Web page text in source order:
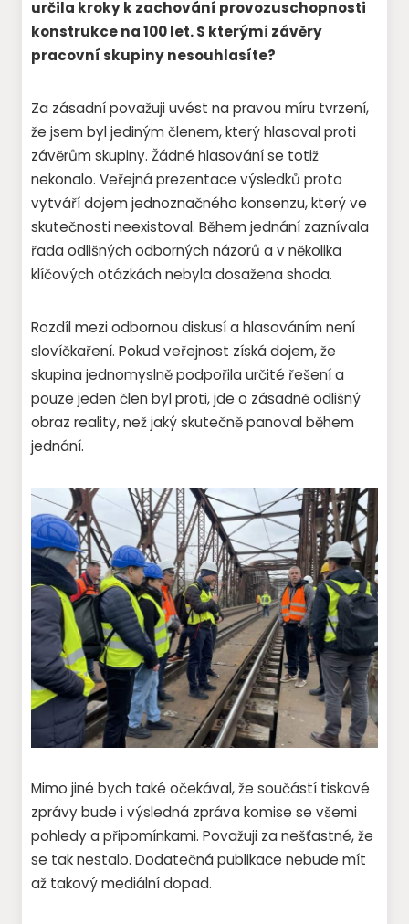
určila kroky k zachování provozuschopnosti
konstrukce na 100 let. S kterými závěry
pracovní skupiny nesouhlasíte?
Za zásadní považuji uvést na pravou míru tvrzení,
že jsem byl jediným členem, který hlasoval proti
závěrům skupiny. Žádné hlasování se totiž
nekonalo. Veřejná prezentace výsledků proto
vytváří dojem jednoznačného konsenzu, který ve
skutečnosti neexistoval. Během jednání zaznívala
řada odlišných odborných názorů a v několika
klíčových otázkách nebyla dosažena shoda.
Rozdíl mezi odbornou diskusí a hlasováním není
slovíčkaření. Pokud veřejnost získá dojem, že
skupina jednomyslně podpořila určité řešení a
pouze jeden člen byl proti, jde o zásadně odlišný
obraz reality, než jaký skutečně panoval během
jednání.
Mimo jiné bych také očekával, že součástí tiskové
zprávy bude i výsledná zpráva komise se všemi
pohledy a připomínkami. Považuji za nešťastné, že
se tak nestalo. Dodatečná publikace nebude mít
až takový mediální dopad.